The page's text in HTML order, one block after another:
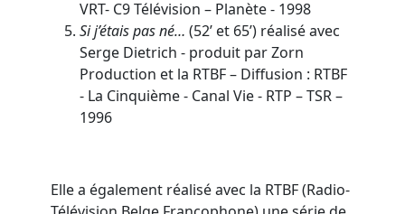
VRT- C9 Télévision – Planète - 1998
Si j’étais pas né… (52’ et 65’) réalisé avec
Serge Dietrich - produit par Zorn
Production et la RTBF – Diffusion : RTBF
- La Cinquième - Canal Vie - RTP – TSR –
1996
Elle a également réalisé avec la RTBF (Radio-